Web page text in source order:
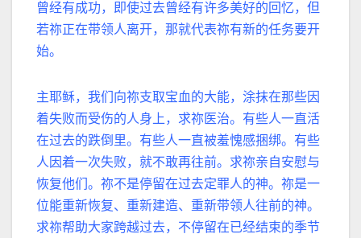
曾经有成功，即使过去曾经有许多美好的回忆，但
若祢正在带领人离开，那就代表祢有新的任务要开
始。
主耶稣，我们向祢支取宝血的大能，涂抹在那些因
着失败而受伤的人身上，求祢医治。有些人一直活
在过去的跌倒里。有些人一直被羞愧感捆绑。有些
人因着一次失败，就不敢再往前。求祢亲自安慰与
恢复他们。祢不是停留在过去定罪人的神。祢是一
位能重新恢复、重新建造、重新带领人往前的神。
求祢帮助大家跨越过去，不停留在已经结束的季节